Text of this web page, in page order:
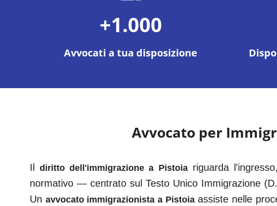
+1.000
Avvocati a tua disposizione
Avvocato per
Il diritto dell'immigrazione a Pistoia riguarda
normativo — centrato sul Testo Unico Immigrazione
Un avvocato immigrazionista a Pistoia assiste nelle